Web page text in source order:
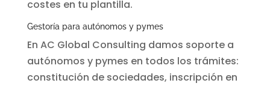
costes en tu plantilla.
Gestoría para autónomos y pymes
En AC Global Consulting damos soporte a
autónomos y pymes en todos los trámites:
constitución de sociedades, inscripción en